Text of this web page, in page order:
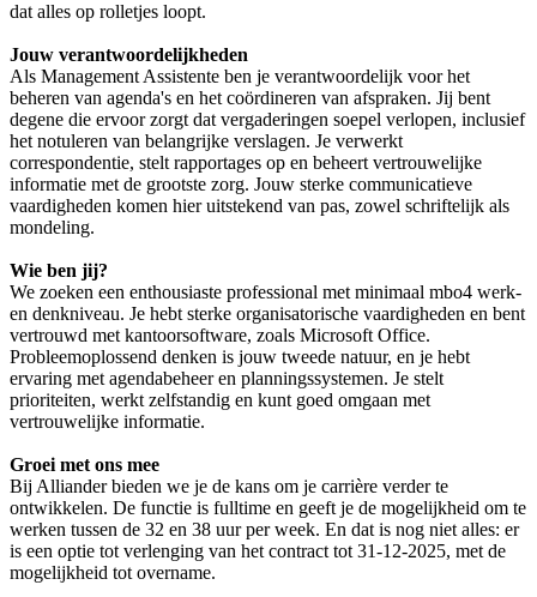
dat alles op rolletjes loopt.
Jouw verantwoordelijkheden
Als Management Assistente ben je verantwoordelijk voor het
beheren van agenda's en het coördineren van afspraken. Jij bent
degene die ervoor zorgt dat vergaderingen soepel verlopen, inclusief
het notuleren van belangrijke verslagen. Je verwerkt
correspondentie, stelt rapportages op en beheert vertrouwelijke
informatie met de grootste zorg. Jouw sterke communicatieve
vaardigheden komen hier uitstekend van pas, zowel schriftelijk als
mondeling.
Wie ben jij?
We zoeken een enthousiaste professional met minimaal mbo4 werk-
en denkniveau. Je hebt sterke organisatorische vaardigheden en bent
vertrouwd met kantoorsoftware, zoals Microsoft Office.
Probleemoplossend denken is jouw tweede natuur, en je hebt
ervaring met agendabeheer en planningssystemen. Je stelt
prioriteiten, werkt zelfstandig en kunt goed omgaan met
vertrouwelijke informatie.
Groei met ons mee
Bij Alliander bieden we je de kans om je carrière verder te
ontwikkelen. De functie is fulltime en geeft je de mogelijkheid om te
werken tussen de 32 en 38 uur per week. En dat is nog niet alles: er
is een optie tot verlenging van het contract tot 31-12-2025, met de
mogelijkheid tot overname.